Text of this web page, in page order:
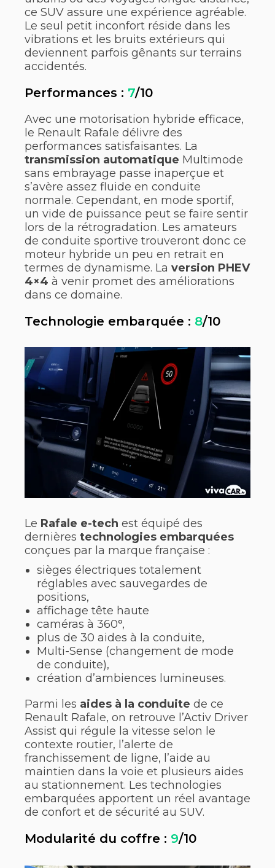
ce SUV assure une expérience agréable.
Le seul petit inconfort réside dans les
vibrations et les bruits extérieurs qui
deviennent parfois gênants sur terrains
accidentés.
Performances : 7/10
Avec une motorisation hybride efficace,
le Renault Rafale délivre des
performances satisfaisantes. La
transmission automatique Multimode
sans embrayage passe inaperçue et
s’avère assez fluide en conduite
normale. Cependant, en mode sportif,
un vide de puissance peut se faire sentir
lors de la rétrogradation. Les amateurs
de conduite sportive trouveront donc ce
moteur hybride un peu en retrait en
termes de dynamisme. La version PHEV
4×4 à venir promet des améliorations
dans ce domaine.
Technologie embarquée : 8/10
Le Rafale e-tech est équipé des
dernières technologies embarquées
conçues par la marque française :
sièges électriques totalement
réglables avec sauvegardes de
positions,
affichage tête haute
caméras à 360°,
plus de 30 aides à la conduite,
Multi-Sense (changement de mode
de conduite),
création d’ambiences lumineuses.
Parmi les aides à la conduite de ce
Renault Rafale, on retrouve l’Activ Driver
Assist qui régule la vitesse selon le
contexte routier, l’alerte de
franchissement de ligne, l’aide au
maintien dans la voie et plusieurs aides
au stationnement. Les technologies
embarquées apportent un réel avantage
de confort et de sécurité au SUV.
Modularité du coffre : 9/10